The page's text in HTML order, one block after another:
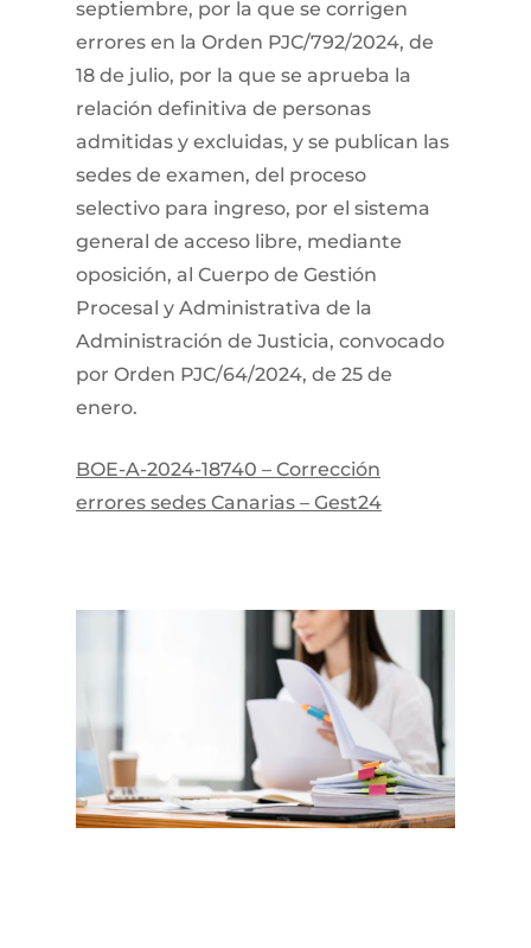
septiembre, por la que se corrigen
errores en la Orden PJC/792/2024, de
18 de julio, por la que se aprueba la
relación definitiva de personas
admitidas y excluidas, y se publican las
sedes de examen, del proceso
selectivo para ingreso, por el sistema
general de acceso libre, mediante
oposición, al Cuerpo de Gestión
Procesal y Administrativa de la
Administración de Justicia, convocado
por Orden PJC/64/2024, de 25 de
enero.
BOE-A-2024-18740 – Corrección
errores sedes Canarias – Gest24